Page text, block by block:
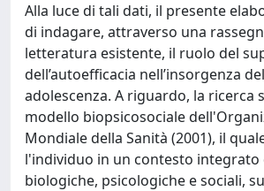
Alla luce di tali dati, il presente
di indagare, attraverso una
letteratura esistente, il ruolo del
dell’autoefficacia nell’insorgenza
adolescenza. A riguardo, la ricerca
modello biopsicosociale
Mondiale della Sanità (2001), il
l'individuo in un contesto integrato
biologiche, psicologiche e sociali,